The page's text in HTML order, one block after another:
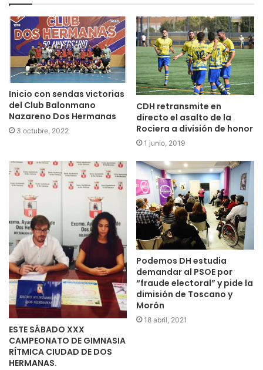
Inicio con sendas victorias
del Club Balonmano
Nazareno Dos Hermanas
3 octubre, 2022
CDH retransmite en
directo el asalto de la
Rociera a división de honor
1 junio, 2019
ESTE SÁBADO XXX
CAMPEONATO DE GIMNASIA
RÍTMICA CIUDAD DE DOS
HERMANAS.
Podemos DH estudia
demandar al PSOE por
“fraude electoral” y pide la
dimisión de Toscano y
Morón
18 abril, 2021